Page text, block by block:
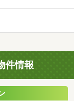
件情報